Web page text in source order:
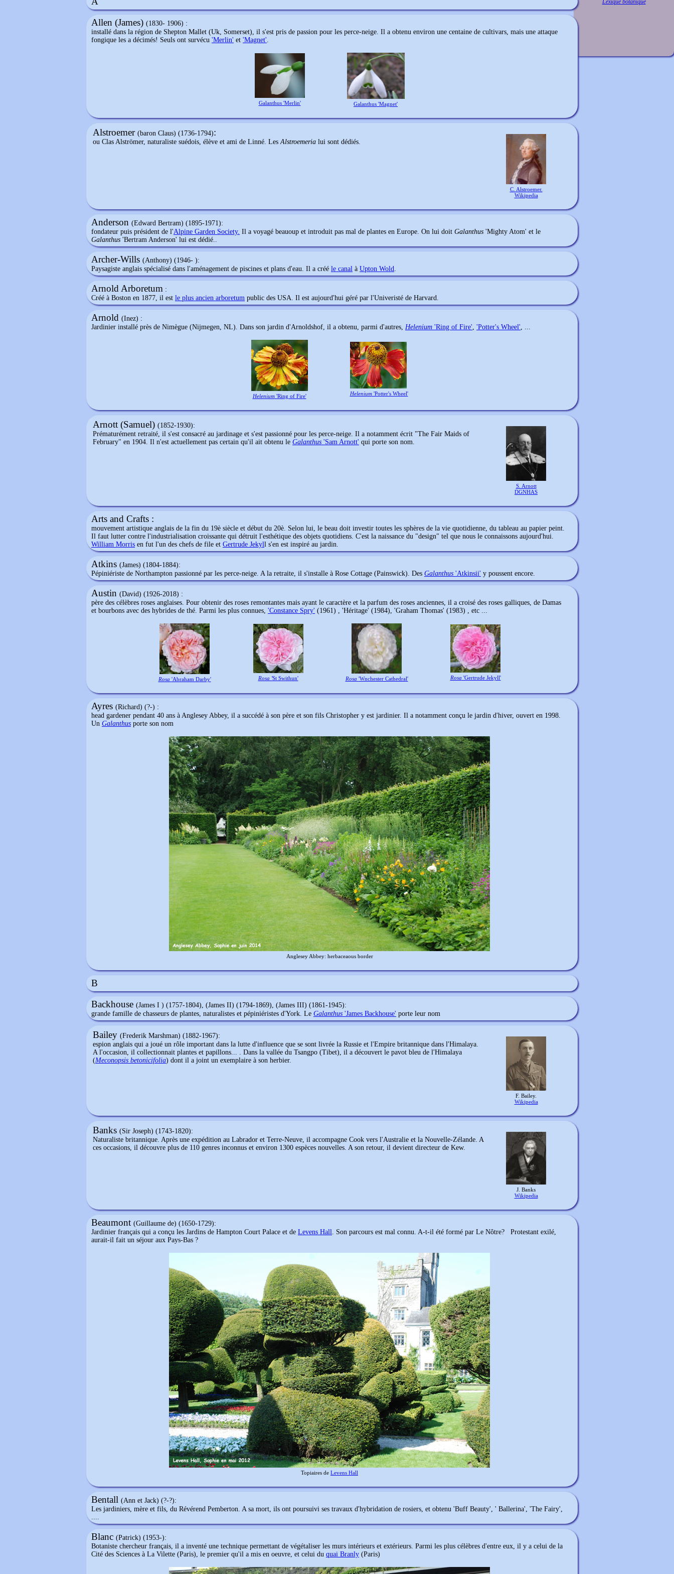
Lexique botanique
Allen (James) (1830- 1906) :
installé dans la région de Shepton Mallet (Uk, Somerset), il s'est pris de passion pour les perce-neige. Il a obtenu environ une centaine de cultivars, mais une attaque
fongique les a décimés! Seuls ont survécu 'Merlin' et 'Magnet'.
Galanthus 'Merlin' Galanthus 'Magnet'
Alstroemer (baron Claus) (1736-1794):
ou Clas Alströmer, naturaliste suédois, élève et ami de Linné. LesAlstroemeria lui sont dédiés.
C. Alstroemer.
Wikipedia
Anderson (Edward Bertram) (1895-1971):
fondateur puis président de l'Alpine Garden Society. Il a voyagé beauoup et introduit pas mal de plantes en Europe. On lui doit Galanthus 'Mighty Atom' et le
Galanthus 'Bertram Anderson' lui est dédié..
Archer-Wills (Anthony) (1946- ):
Paysagiste anglais spécialisé dans l'aménagement de piscines et plans d'eau. Il a créé le canal à Upton Wold.
Arnold Arboretum :
Créé à Boston en 1877, il est le plus ancien arboretum public des USA. Il est aujourd'hui géré par l'Univeristé de Harvard.
Arnold (Inez) :
Jardinier installé près de Nimègue (Nijmegen, NL). Dans son jardin d'Arnoldshof, il a obtenu, parmi d'autres, Helenium 'Ring of Fire', 'Potter's Wheel', ...
Helenium'Ring of Fire' Helenium'Potter's Wheel'
Arnott (Samuel) (1852-1930):
Prématurément retraité, il s'est consacré au jardinage et s'est passionné pour les perce-neige. Il a notamment écrit "The Fair Maids of
February" en 1904. Il n'est actuellement pas certain qu'il ait obtenu le Galanthus 'Sam Arnott' qui porte son nom.
S. Arnott
DGNHAS
Arts and Crafts :
mouvement artistique anglais de la fin du 19è siècle et début du 20è. Selon lui, le beau doit investir toutes les sphères de la vie quotidienne, du tableau au papier peint.
Il faut lutter contre l'industrialisation croissante qui détruit l'esthétique des objets quotidiens. C'est la naissance du "design" tel que nous le connaissons aujourd'hui.
William Morris en fut l'un des chefs de file et Gertrude Jekyll s'en est inspiré au jardin.
Atkins (James) (1804-1884):
Pépiniériste de Northampton passionné par les perce-neige. A la retraite, il s'installe à Rose Cottage (Painswick). Des Galanthus 'Atkinsii' y poussent encore.
Austin (David) (1926-2018) :
père des célèbres roses anglaises. Pour obtenir des roses remontantes mais ayant le caractère et la parfum des roses anciennes, il a croisé des roses galliques, de Damas
et bourbons avec des hybrides de thé. Parmi les plus connues, 'Constance Spry' (1961) , 'Héritage' (1984), 'Graham Thomas' (1983) , etc ...
Rosa 'Abraham Darby' Rosa 'St Swithun' Rosa 'Wnchester Cathedral' Rosa 'Gertrude Jekyll'
Ayres (Richard) (?-) :
head gardener pendant 40 ans à Anglesey Abbey, il a succédé à son père et son fils Christopher y est jardinier. Il a notamment conçu le jardin d'hiver, ouvert en 1998.
Un Galanthus porte son nom
Anglesey Abbey: herbaceaous border
B
Backhouse (James I ) (1757-1804), (James II) (1794-1869), (James III) (1861-1945):
grande famille de chasseurs de plantes, naturalistes et pépiniéristes d'York. Le Galanthus 'James Backhouse' porte leur nom
Bailey (Frederik Marshman) (1882-1967):
espion anglais qui a joué un rôle important dans la lutte d'influence que se sont livrée la Russie et l'Empire britannique dans l'Himalaya.
A l'occasion, il collectionnait plantes et papillons... . Dans la vallée du Tsangpo (Tibet), il a découvert le pavot bleu de l'Himalaya
(Meconopsis betonicifolia) dont il a joint un exemplaire à son herbier.
F. Bailey.
Wikipedia
Banks (Sir Joseph) (1743-1820):
Naturaliste britannique. Après une expédition au Labrador et Terre-Neuve, il accompagne Cook vers l'Australie et la Nouvelle-Zélande. A
ces occasions, il découvre plus de 110 genres inconnus et environ 1300 espèces nouvelles. A son retour, il devient directeur de Kew.
J. Banks
Wikipedia
Beaumont (Guillaume de) (1650-1729):
Jardinier français qui a conçu les Jardins de Hampton Court Palace et de Levens Hall. Son parcours est mal connu. A-t-il été formé par Le Nôtre? Protestant exilé,
aurait-il fait un séjour aux Pays-Bas ?
Topiaires de Levens Hall
Bentall (Ann et Jack) (?-?):
Les jardiniers, mère et fils, du Révérend Pemberton. A sa mort, ils ont poursuivi ses travaux d'hybridation de rosiers, et obtenu 'Buff Beauty', ' Ballerina', 'The Fairy',
....
Blanc (Patrick) (1953-):
Botaniste chercheur français, il a inventé une technique permettant de végétaliser les murs intérieurs et extérieurs. Parmi les plus célèbres d'entre eux, il y a celui de la
Cité des Sciences à La Vilette (Paris), le premier qu'il a mis en oeuvre, et celui du quai Branly (Paris)